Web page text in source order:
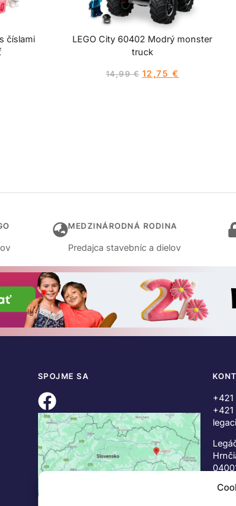
číslami
LEGO City 60402 Modrý monster
truck
14,99€ 12,75 €
MEDZINÁRODNÁ RODINA
Predajca stavebníc a dielov
SPOJME SA
+421